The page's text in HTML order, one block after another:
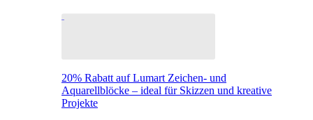
20% Rabatt auf Lumart Zeichen- und
Aquarellblöcke – ideal für Skizzen und kreative
Projekte